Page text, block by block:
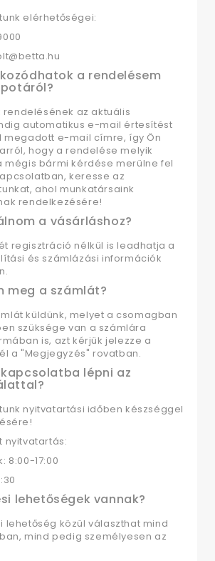
elérhetőségei:
a rendelésem
rendelésének az aktuális
automatikus e-mail értesítést
megadott e-mail címre, így Ön
hogy a rendelése melyik
mégis bármi kérdése merülne fel
keresse az
ahol munkatársaink
rendelkezésére!
a vásárláshoz?
regisztráció nélkül is leadhatja a
és számlázási információk
meg a számlát?
küldünk, melyet a csomagban
szüksége van a számlára
is, azt kérjük jelezze a
a "Megjegyzés" rovatban.
lépni az
nyitvatartási időben készséggel
nyitvatartás:
8:00-17:00
lehetőségek vannak?
lehetőség közül választhat mind
mind pedig személyesen az